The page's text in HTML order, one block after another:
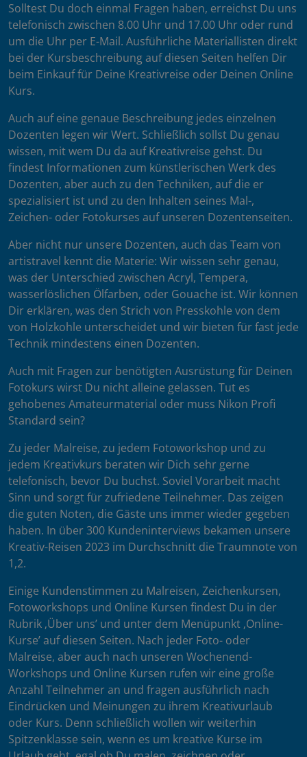
Solltest Du doch einmal Fragen haben, erreichst Du uns
telefonisch zwischen 8.00 Uhr und 17.00 Uhr oder rund
um die Uhr per E-Mail. Ausführliche Materiallisten direkt
bei der Kursbeschreibung auf diesen Seiten helfen Dir
beim Einkauf für Deine Kreativreise oder Deinen Online
Kurs.
Auch auf eine genaue Beschreibung jedes einzelnen
Dozenten legen wir Wert. Schließlich sollst Du genau
wissen, mit wem Du da auf Kreativreise gehst. Du
findest Informationen zum künstlerischen Werk des
Dozenten, aber auch zu den Techniken, auf die er
spezialisiert ist und zu den Inhalten seines Mal-,
Zeichen- oder Fotokurses auf unseren Dozentenseiten.
Aber nicht nur unsere Dozenten, auch das Team von
artistravel kennt die Materie: Wir wissen sehr genau,
was der Unterschied zwischen Acryl, Tempera,
wasserlöslichen Ölfarben, oder Gouache ist. Wir können
Dir erklären, was den Strich von Presskohle von dem
von Holzkohle unterscheidet und wir bieten für fast jede
Technik mindestens einen Dozenten.
Auch mit Fragen zur benötigten Ausrüstung für Deinen
Fotokurs wirst Du nicht alleine gelassen. Tut es
gehobenes Amateurmaterial oder muss Nikon Profi
Standard sein?
Zu jeder Malreise, zu jedem Fotoworkshop und zu
jedem Kreativkurs beraten wir Dich sehr gerne
telefonisch, bevor Du buchst. Soviel Vorarbeit macht
Sinn und sorgt für zufriedene Teilnehmer. Das zeigen
die guten Noten, die Gäste uns immer wieder gegeben
haben. In über 300 Kundeninterviews bekamen unsere
Kreativ-Reisen 2023 im Durchschnitt die Traumnote von
1,2.
Einige Kundenstimmen zu Malreisen, Zeichenkursen,
Fotoworkshops und Online Kursen findest Du in der
Rubrik ‚Über uns’ und unter dem Menüpunkt ‚Online-
Kurse’ auf diesen Seiten. Nach jeder Foto- oder
Malreise, aber auch nach unseren Wochenend-
Workshops und Online Kursen rufen wir eine große
Anzahl Teilnehmer an und fragen ausführlich nach
Eindrücken und Meinungen zu ihrem Kreativurlaub
oder Kurs. Denn schließlich wollen wir weiterhin
Spitzenklasse sein, wenn es um kreative Kurse im